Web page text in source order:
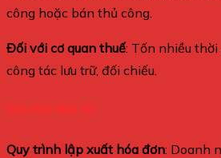
công hoặc bán thủ công.
Đối với cơ quan thuế: Tốn nhiều
công tác lưu trữ, đối chiếu.
Hóa đơn điện tử
Quy trình lập xuất hóa đơn: Doanh